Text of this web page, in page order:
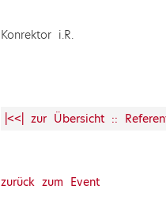
Konrektor i.R.
|<<| zur Übersicht ::
zurück zum Event